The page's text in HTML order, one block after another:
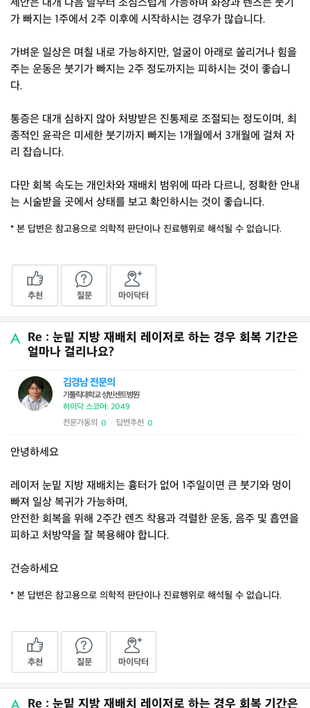
세안은 대개 다음 날부터 조심스럽게 가능하며 화장과 렌즈는 붓기
가 빠지는 1주에서 2주 이후에 시작하시는 경우가 많습니다.
가벼운 일상은 며칠 내로 가능하지만, 얼굴이 아래로 쏠리거나 힘을
주는 운동은 붓기가 빠지는 2주 정도까지는 피하시는 것이 좋습니
다.
통증은 대개 심하지 않아 처방받은 진통제로 조절되는 정도이며, 최
종적인 윤곽은 미세한 붓기까지 빠지는 1개월에서 3개월에 걸쳐 자
리 잡습니다.
다만 회복 속도는 개인차와 재배치 범위에 따라 다르니, 정확한 안내
는 시술받을 곳에서 상태를 보고 확인하시는 것이 좋습니다.
* 본 답변은 참고용으로 의학적 판단이나 진료행위로 해석될 수 없습니다.
추천 질문 마이닥터
Re : 눈밑 지방 재배치 레이저로 하는 경우 회복 기간은
얼마나 걸리나요?
김경남 전문의
가톨릭대학교 성빈센트병원
하이닥 스코어: 2049
전문가동의 0 답변추천 0
안녕하세요
레이저 눈밑 지방 재배치는 흉터가 없어 1주일이면 큰 붓기와 멍이
빠져 일상 복귀가 가능하며,
안전한 회복을 위해 2주간 렌즈 착용과 격렬한 운동, 음주 및 흡연을
피하고 처방약을 잘 복용해야 합니다.
건승하세요
* 본 답변은 참고용으로 의학적 판단이나 진료행위로 해석될 수 없습니다.
추천 질문 마이닥터
Re : 눈밑 지방 재배치 레이저로 하는 경우 회복 기간은